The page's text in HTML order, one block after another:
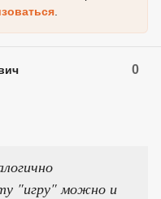
0
"игру" можно и